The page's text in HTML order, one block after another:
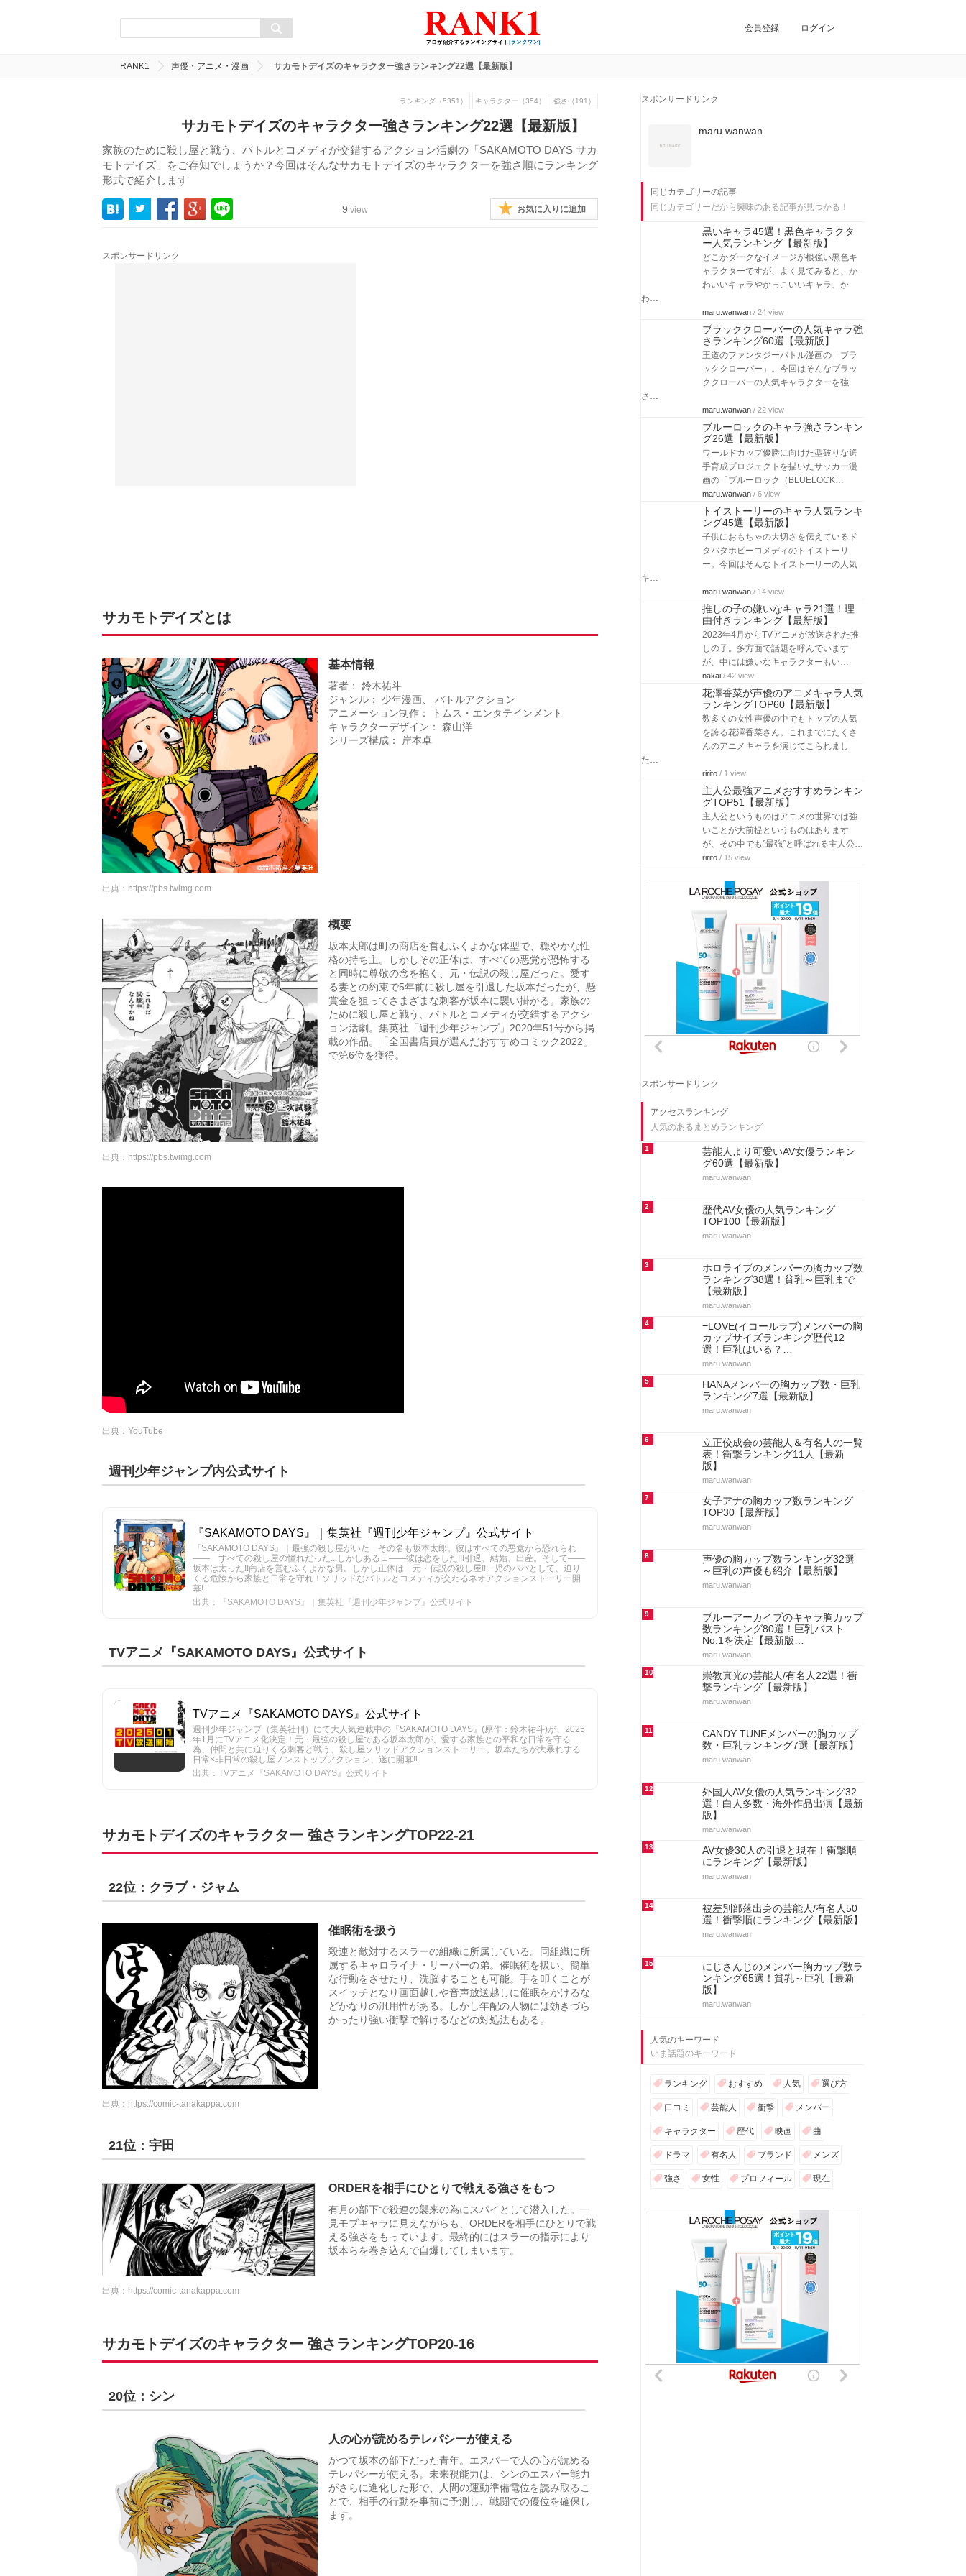
会員登録 ログイン
RANK1 声優・アニメ・漫画 サカモトデイズのキャラクター強さランキング22選【最新版】
ランキング（5351） キャラクター（354） 強さ（191）
サカモトデイズのキャラクター強さランキング22選【最新版】
家族のために殺し屋と戦う、バトルとコメディが交錯するアクション活劇の「SAKAMOTO DAYS サカ
モトデイズ」をご存知でしょうか？今回はそんなサカモトデイズのキャラクターを強さ順にランキング
形式で紹介します
9 view お気に入りに追加
スポンサードリンク
サカモトデイズとは
基本情報
著者： 鈴木祐斗
ジャンル： 少年漫画、 バトルアクション
アニメーション制作： トムス・エンタテインメント
キャラクターデザイン： 森山洋
シリーズ構成： 岸本卓
出典： https://pbs.twimg.com
概要
坂本太郎は町の商店を営むふくよかな体型で、穏やかな性
格の持ち主。しかしその正体は、すべての悪党が恐怖する
と同時に尊敬の念を抱く、元・伝説の殺し屋だった。愛す
る妻との約束で5年前に殺し屋を引退した坂本だったが、懸
賞金を狙ってさまざまな刺客が坂本に襲い掛かる。家族の
ために殺し屋と戦う、バトルとコメディが交錯するアクシ
ョン活劇。集英社「週刊少年ジャンプ」2020年51号から掲
載の作品。「全国書店員が選んだおすすめコミック2022」
で第6位を獲得。
出典： https://pbs.twimg.com
出典：YouTube
週刊少年ジャンプ内公式サイト
『SAKAMOTO DAYS』｜集英社『週刊少年ジャンプ』公式サイト
『SAKAMOTO DAYS』｜最強の殺し屋がいた その名も坂本太郎。彼はすべての悪党から恐れられ
―― すべての殺し屋の憧れだった...しかしある日――彼は恋をした!!!引退、結婚、出産。そして――
坂本は太った!!商店を営むふくよかな男。しかし正体は 元・伝説の殺し屋!!一児のパパとして、迫り
くる危険から家族と日常を守れ！ソリッドなバトルとコメディが交わるネオアクションストーリー開
幕!
出典：『SAKAMOTO DAYS』｜集英社『週刊少年ジャンプ』公式サイト
TVアニメ『SAKAMOTO DAYS』公式サイト
TVアニメ『SAKAMOTO DAYS』公式サイト
週刊少年ジャンプ（集英社刊）にて大人気連載中の『SAKAMOTO DAYS』(原作：鈴木祐斗)が、2025
年1月にTVアニメ化決定！元・最強の殺し屋である坂本太郎が、愛する家族との平和な日常を守る
為、仲間と共に迫りくる刺客と戦う、殺し屋ソリッドアクションストーリー。坂本たちが大暴れする
日常×非日常の殺し屋ノンストップアクション、遂に開幕‼
出典：TVアニメ『SAKAMOTO DAYS』公式サイト
サカモトデイズのキャラクター 強さランキングTOP22-21
22位：クラブ・ジャム
催眠術を扱う
殺連と敵対するスラーの組織に所属している。同組織に所
属するキャロライナ・リーパーの弟。催眠術を扱い、簡単
な行動をさせたり、洗脳することも可能。手を叩くことが
スイッチとなり画面越しや音声放送越しに催眠をかけるな
どかなりの汎用性がある。しかし年配の人物には効きづら
かったり強い衝撃で解けるなどの対処法もある。
出典： https://comic-tanakappa.com
21位：宇田
ORDERを相手にひとりで戦える強さをもつ
有月の部下で殺連の襲来の為にスパイとして潜入した。一
見モブキャラに見えながらも、ORDERを相手にひとりで戦
える強さをもっています。最終的にはスラーの指示により
坂本らを巻き込んで自爆してしまいます。
出典： https://comic-tanakappa.com
サカモトデイズのキャラクター 強さランキングTOP20-16
20位：シン
人の心が読めるテレパシーが使える
かつて坂本の部下だった青年。エスパーで人の心が読める
テレパシーが使える。未来視能力は、シンのエスパー能力
がさらに進化した形で、人間の運動準備電位を読み取るこ
とで、相手の行動を事前に予測し、戦闘での優位を確保し
ます。
スポンサードリンク
maru.wanwan
同じカテゴリーの記事
同じカテゴリーだから興味のある記事が見つかる！
黒いキャラ45選！黒色キャラクタ
ー人気ランキング【最新版】
どこかダークなイメージが根強い黒色キ
ャラクターですが、よく見てみると、か
わいいキャラやかっこいいキャラ、か
わ…
maru.wanwan / 24 view
ブラッククローバーの人気キャラ強
さランキング60選【最新版】
王道のファンタジーバトル漫画の「ブラ
ッククローバー」。今回はそんなブラッ
ククローバーの人気キャラクターを強
さ…
maru.wanwan / 22 view
ブルーロックのキャラ強さランキン
グ26選【最新版】
ワールドカップ優勝に向けた型破りな選
手育成プロジェクトを描いたサッカー漫
画の「ブルーロック（BLUELOCK…
maru.wanwan / 6 view
トイストーリーのキャラ人気ランキ
ング45選【最新版】
子供におもちゃの大切さを伝えているド
タバタホビーコメディのトイストーリ
ー。今回はそんなトイストーリーの人気
キ…
maru.wanwan / 14 view
推しの子の嫌いなキャラ21選！理
由付きランキング【最新版】
2023年4月からTVアニメが放送された推
しの子。多方面で話題を呼んでいます
が、中には嫌いなキャラクターもい…
nakai / 42 view
花澤香菜が声優のアニメキャラ人気
ランキングTOP60【最新版】
数多くの女性声優の中でもトップの人気
を誇る花澤香菜さん。これまでにたくさ
んのアニメキャラを演じてこられまし
た…
ririto / 1 view
主人公最強アニメおすすめランキン
グTOP51【最新版】
主人公というものはアニメの世界では強
いことが大前提というものはあります
が、その中でも”最強”と呼ばれる主人公…
ririto / 15 view
スポンサードリンク
アクセスランキング
人気のあるまとめランキング
1
芸能人より可愛いAV女優ランキン
グ60選【最新版】
maru.wanwan
2
歴代AV女優の人気ランキング
TOP100【最新版】
maru.wanwan
3
ホロライブのメンバーの胸カップ数
ランキング38選！貧乳～巨乳まで
【最新版】
maru.wanwan
4
=LOVE(イコールラブ)メンバーの胸
カップサイズランキング歴代12
選！巨乳はいる？…
maru.wanwan
5
HANAメンバーの胸カップ数・巨乳
ランキング7選【最新版】
maru.wanwan
6
立正佼成会の芸能人＆有名人の一覧
表！衝撃ランキング11人【最新
版】
maru.wanwan
7
女子アナの胸カップ数ランキング
TOP30【最新版】
maru.wanwan
8
声優の胸カップ数ランキング32選
～巨乳の声優も紹介【最新版】
maru.wanwan
9
ブルーアーカイブのキャラ胸カップ
数ランキング80選！巨乳バスト
No.1を決定【最新版…
maru.wanwan
10
崇教真光の芸能人/有名人22選！衝
撃ランキング【最新版】
maru.wanwan
11
CANDY TUNEメンバーの胸カップ
数・巨乳ランキング7選【最新版】
maru.wanwan
12
外国人AV女優の人気ランキング32
選！白人多数・海外作品出演【最新
版】
maru.wanwan
13
AV女優30人の引退と現在！衝撃順
にランキング【最新版】
maru.wanwan
14
被差別部落出身の芸能人/有名人50
選！衝撃順にランキング【最新版】
maru.wanwan
15
にじさんじのメンバー胸カップ数ラ
ンキング65選！貧乳～巨乳【最新
版】
maru.wanwan
人気のキーワード
いま話題のキーワード
ランキング おすすめ 人気 選び方
口コミ 芸能人 衝撃 メンバー
キャラクター 歴代 映画 曲
ドラマ 有名人 ブランド メンズ
強さ 女性 プロフィール 現在